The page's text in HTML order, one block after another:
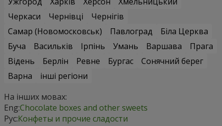
Черкаси
Чернівці
Чернігів
Самар (Новомосковськ)
Павлоград
Біла Церква
Буча
Васильків Ірпінь Умань Варшава
Прага
Відень
Берлін Ревне Бургас
Сонячний берег
Варна
інші регіони
На інших мовах:
Eng:Chocolate boxes and other sweets
Рус:Конфеты и прочие сладости